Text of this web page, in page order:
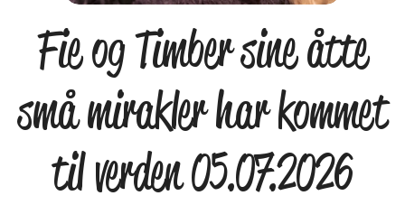
Fie og Timber sine åtte
små mirakler har kommet
til verden 05.07.2026